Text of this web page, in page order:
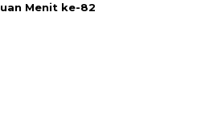
Menit ke-82